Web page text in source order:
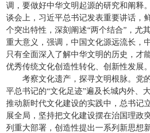
调，要做好中华文明起源的研究和阐释
谈会上，习近平总书记发表重要讲话，
个突出特性，深刻阐述“两个结合”，尤
重大意义，强调，中国文化源远流长，
只有全面深入了解中华文明的历史，才
优秀传统文化创造性转化、创新性发展。
考察文化遗产，探寻文明根脉。党
平总书记的“文化足迹”遍及长城内外、
推动新时代文化建设的实践中，总书记
展全局，坚持把文化建设摆在治国理政
列重大部署，创造性提出一系列新思想